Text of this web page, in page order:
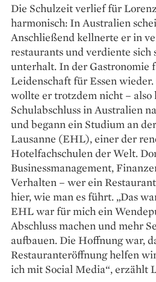
Die Schulzeit verlief für
harmonisch: In Australien
Anschließend kellnerte er in
restaurants und verdiente sich
unterhalt. In der Gastronomie
Leidenschaft für Essen
wollte er trotzdem nicht – also
Schulabschluss in Australien
und begann ein ­Studium an
Lausanne (EHL), einer der
Hotelfachschulen der Welt.
Businessmanagement,
Verhalten – wer ein
hier, wie man es führt. „Das
EHL war für mich ein
Abschluss machen und mehr
aufbauen. Die Hoffnung war,
Restauranteröffnung helfen
ich mit Social Media“, erzählt